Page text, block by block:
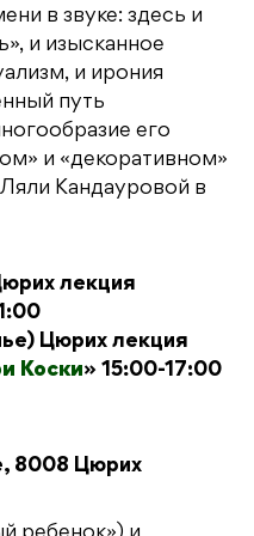
в звуке: здесь и
и изысканное
и ирония
путь
его
и «декоративном»
Кандауровой в
лекция
Цюрих лекция
Коски» 15:00-17:00
8008 Цюрих